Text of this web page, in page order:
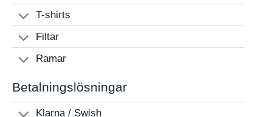
T-shirts
Filtar
Ramar
Betalningslösningar
Klarna / Swish